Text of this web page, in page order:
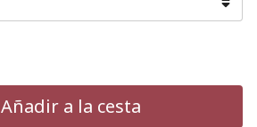
Añadir a la cesta